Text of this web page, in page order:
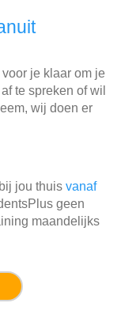
je klaar om je
te spreken of wil
wij doen er
jou thuis vanaf
geen
maandelijks